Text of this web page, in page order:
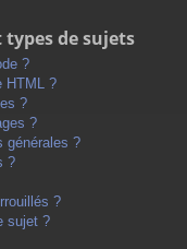
de sujets
?
HTML ?
?
?
générales ?
?
?
sujet ?